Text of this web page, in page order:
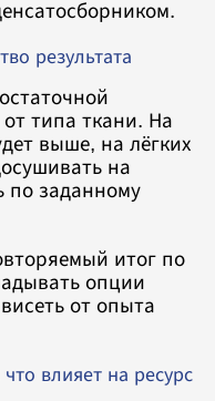
результата
типа ткани. На
выше, на лёгких
на
по заданному
итог по
опции
от опыта
влияет на ресурс